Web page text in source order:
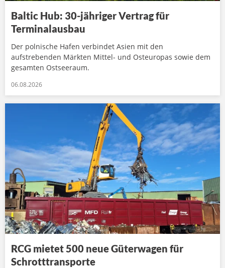
Baltic Hub: 30-jähriger Vertrag für
Terminalausbau
Der polnische Hafen verbindet Asien mit den
aufstrebenden Märkten Mittel- und Osteuropas sowie dem
gesamten Ostseeraum.
06.08.2026
RCG mietet 500 neue Güterwagen für
Schrotttransporte